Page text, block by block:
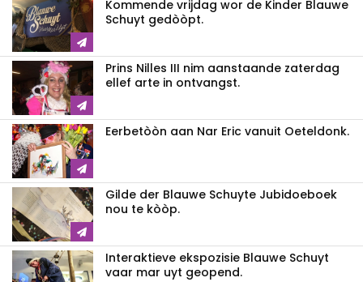
Kommende vrijdag wor de Kinder Blauwe
Schuyt gedòòpt.
Prins Nilles III nim aanstaande zaterdag
ellef arte in ontvangst.
Eerbetòòn aan Nar Eric vanuit Oeteldonk.
Gilde der Blauwe Schuyte Jubidoeboek
nou te kòòp.
Interaktieve ekspozisie Blauwe Schuyt
vaar mar uyt geopend.